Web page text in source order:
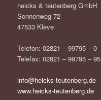
heicks & teutenberg GmbH
Sonnenweg 72
47533 Kleve
Telefon: 02821 – 99795 – 0
Telefax: 02821 – 99795 – 95
info@heicks-teutenberg.de
www.heicks-teutenberg.de